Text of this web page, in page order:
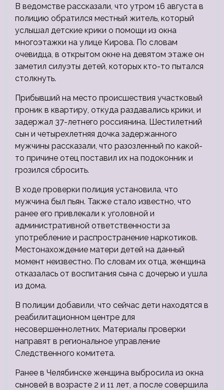
В ведомстве рассказали, что утром 16 августа в
полицию обратился местный житель, который
услышал детские крики о помощи из окна
многоэтажки на улице Кирова. По словам
очевидца, в открытом окне на девятом этаже он
заметил силуэты детей, которых кто-то пытался
столкнуть.
Прибывший на место происшествия участковый
проник в квартиру, откуда раздавались крики, и
задержал 37-летнего россиянина. Шестилетний
сын и четырехлетняя дочка задержанного
мужчины рассказали, что разозленный по какой-
то причине отец поставил их на подоконник и
грозился сбросить.
В ходе проверки полиция установила, что
мужчина был пьян. Также стало известно, что
ранее его привлекали к уголовной и
административной ответственности за
употребление и распространение наркотиков.
Местонахождение матери детей на данный
момент неизвестно. По словам их отца, женщина
отказалась от воспитания сына с дочерью и ушла
из дома.
В полиции добавили, что сейчас дети находятся в
реабилитационном центре для
несовершеннолетних. Материалы проверки
направят в региональное управление
Следственного комитета.
Ранее в Челябинске женщина выбросила из окна
сыновей в возрасте 2 и 11 лет, а после совершила